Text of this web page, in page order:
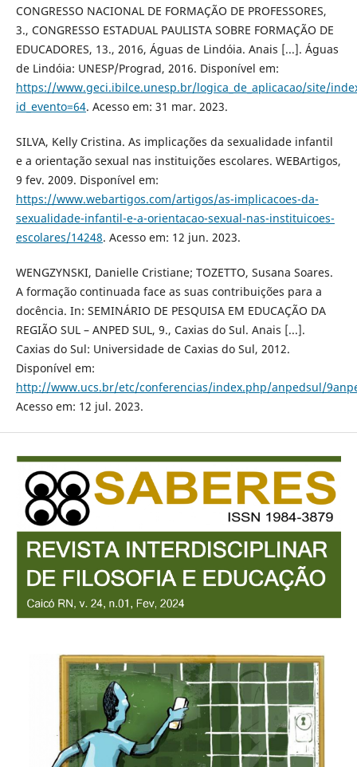
CONGRESSO NACIONAL DE FORMAÇÃO DE PROFESSORES,
3., CONGRESSO ESTADUAL PAULISTA SOBRE FORMAÇÃO DE
EDUCADORES, 13., 2016, Águas de Lindóia. Anais [...]. Águas
de Lindóia: UNESP/Prograd, 2016. Disponível em:
https://www.geci.ibilce.unesp.br/logica_de_aplicacao/site/
id_evento=64. Acesso em: 31 mar. 2023.
SILVA, Kelly Cristina. As implicações da sexualidade infantil
e a orientação sexual nas instituições escolares. WEBArtigos,
9 fev. 2009. Disponível em:
https://www.webartigos.com/artigos/as-implicacoes-da-
sexualidade-infantil-e-a-orientacao-sexual-nas-instituicoes-
escolares/14248. Acesso em: 12 jun. 2023.
WENGZYNSKI, Danielle Cristiane; TOZETTO, Susana Soares.
A formação continuada face as suas contribuições para a
docência. In: SEMINÁRIO DE PESQUISA EM EDUCAÇÃO DA
REGIÃO SUL – ANPED SUL, 9., Caxias do Sul. Anais [...].
Caxias do Sul: Universidade de Caxias do Sul, 2012.
Disponível em:
http://www.ucs.br/etc/conferencias/index.php/anpedsul/
Acesso em: 12 jul. 2023.